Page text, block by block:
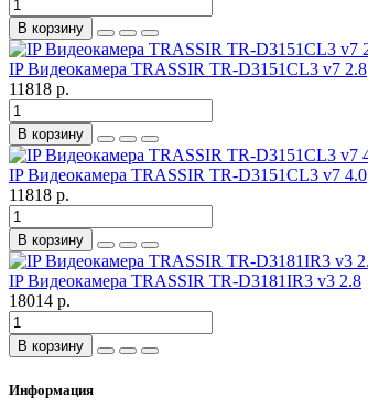
В корзину
IP Видеокамера TRASSIR TR-D3151CL3 v7 2.8
11818 р.
В корзину
IP Видеокамера TRASSIR TR-D3151CL3 v7 4.0
11818 р.
В корзину
IP Видеокамера TRASSIR TR-D3181IR3 v3 2.8
18014 р.
В корзину
Информация